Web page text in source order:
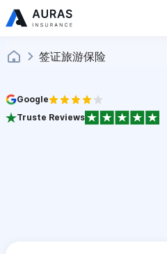
签证旅游保险
Google
Truste Reviews